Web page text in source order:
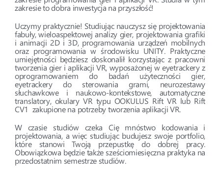
zakresie to dobra inwestycja na przyszłość!
Uczymy praktycznie! Studiując nauczysz się projektowania
fabuły, wieloaspektowej analizy gier, projektowania grafiki
i animacji 2D i 3D, programowania urządzeń mobilnych
oraz programowania w środowisku UNITY. Praktyczne
umiejętności będziesz doskonalił korzystając z pracowni
tworzenia gier i aplikacji VR, wyposażonej w eyetrackery z
oprogramowaniem do badań użyteczności gier,
eyetrackery do sterowania grami, neurozestawy
słuchawkowe i naukowo-kontekstowe, automatyczne
translatory, okulary VR typu OOKULUS Rift VR lub Rift
CV1 zakupione na potrzeby tworzenia aplikacji VR.
W czasie studiów czeka Cię mnóstwo kodowania i
projektowania, a więc studiując budujesz swoje portfolio,
które stanowi Twoją przepustkę do dobrej pracy.
Obowiązkowa będzie także sześciomiesięczna praktyka na
przedostatnim semestrze studiów.